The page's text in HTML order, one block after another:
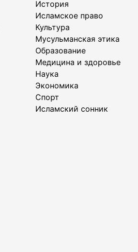
История
Исламское право
Культура
Мусульманская этика
Образование
Медицина и здоровье
Наука
Экономика
Спорт
Исламский сонник